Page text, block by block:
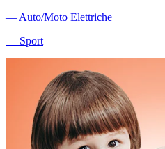
― Auto/Moto Elettriche
― Sport